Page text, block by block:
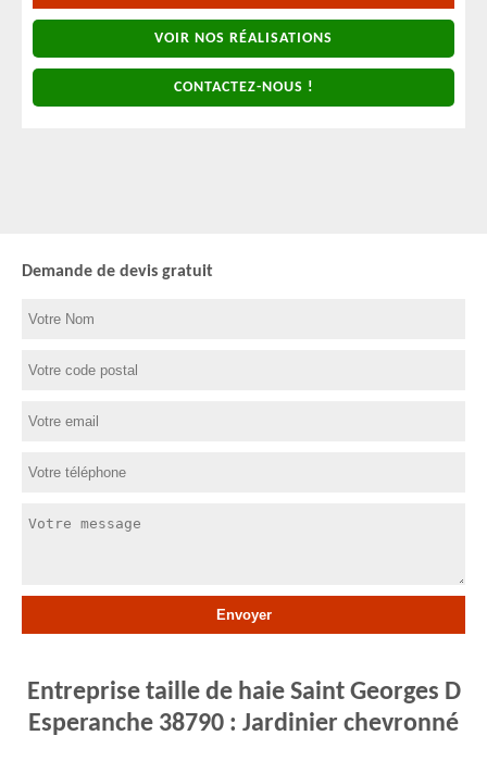
VOIR NOS RÉALISATIONS
CONTACTEZ-NOUS !
Demande de devis gratuit
Entreprise taille de haie Saint Georges D
Esperanche 38790 : Jardinier chevronné